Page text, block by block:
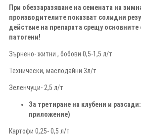
При обеззаразяване на семената на
производителите показват солидни
действие на препарата срещу
патогени!
Зърнено- житни , бобови 0,5-1,5 л/т
Технически, маслодайни 3л/т
Зеленчуци- 2,5 л/т
За третиране на клубени и
приложение)
Картофи 0,25- 0,5 л/т